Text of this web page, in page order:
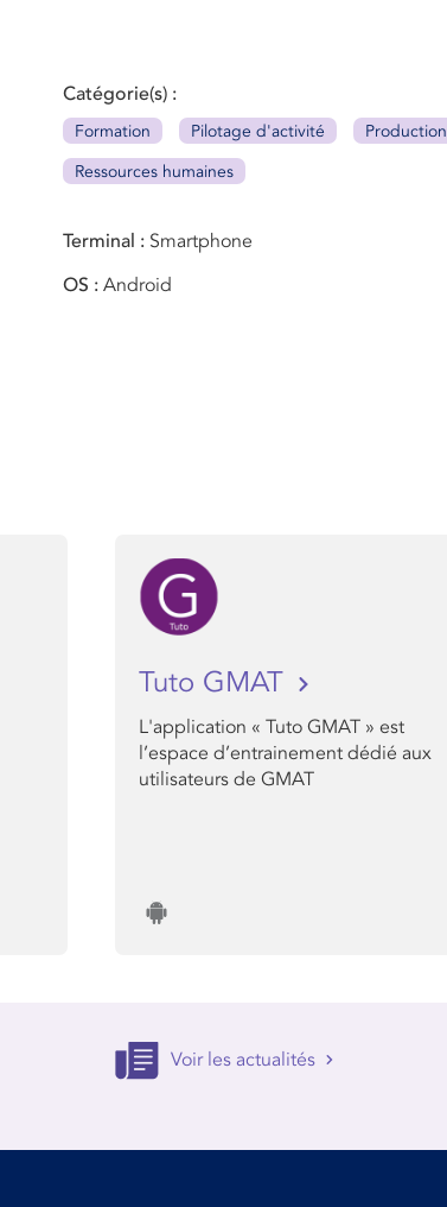
Catégorie(s)
Formation Pilotage d'activité
Production
Ressources humaines
Terminal
Smartphone
OS
Android
Tuto GMAT
L'application « Tuto GMAT » est
l’espace d’entrainement dédié aux
utilisateurs de GMAT
Voir les actualités